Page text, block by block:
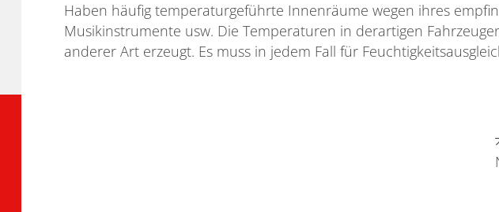
Haben häufig temperaturgeführte Innenräume wegen ihres
Musikinstrumente usw. Die Temperaturen in derartigen
anderer Art erzeugt. Es muss in jedem Fall für